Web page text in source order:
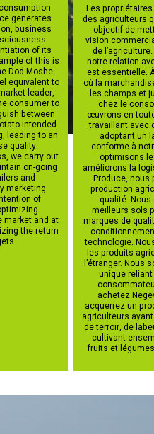
generates
business
of its
of this is
Dod Moshe
equivalent to
leader,
consumer to
between
intended
leading to an
quality.
we carry out
on-going
and
marketing
of
market and at
the return
Les
des agriculteurs
objectif de
vision
de
notre relation
est essentielle.
où la
les champs et
chez le
œuvrons en
travaillant avec
adoptant un
conforme à
optimisons
améliorons la
Produce, nous
production
qualité.
meilleurs sols
marques de
technologie.
les produits
l’étranger. Nous
unique reliant
achetez
acquerrez un
agriculteurs
de terroir, de
cultivant
fruits et